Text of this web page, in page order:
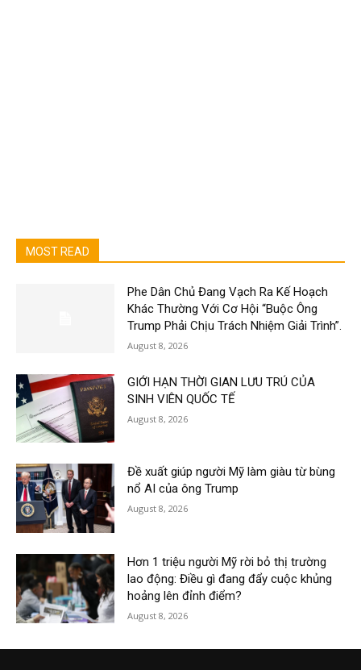
MOST READ
Phe Dân Chủ Đang Vạch Ra Kế Hoạch
Khác Thường Với Cơ Hội “Buộc Ông
Trump Phải Chịu Trách Nhiệm Giải Trình”.
August 8, 2026
GIỚI HẠN THỜI GIAN LƯU TRÚ CỦA
SINH VIÊN QUỐC TẾ
August 8, 2026
Đề xuất giúp người Mỹ làm giàu từ bùng
nổ AI của ông Trump
August 8, 2026
Hơn 1 triệu người Mỹ rời bỏ thị trường
lao động: Điều gì đang đẩy cuộc khủng
hoảng lên đỉnh điểm?
August 8, 2026